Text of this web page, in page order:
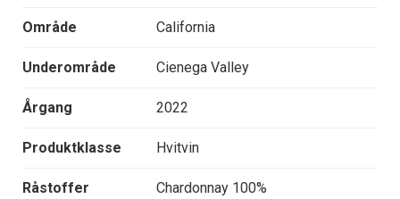
Område California
Underområde Cienega Valley
Årgang 2022
Produktklasse Hvitvin
Råstoffer Chardonnay 100%